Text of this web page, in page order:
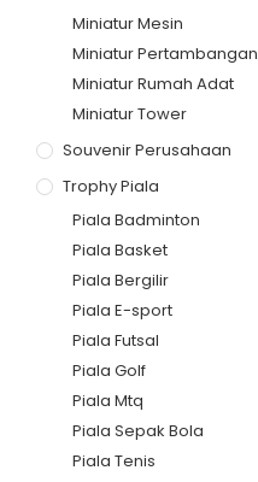
Miniatur Mesin
Miniatur Pertambangan
Miniatur Rumah Adat
Miniatur Tower
Souvenir Perusahaan
Trophy Piala
Piala Badminton
Piala Basket
Piala Bergilir
Piala E-sport
Piala Futsal
Piala Golf
Piala Mtq
Piala Sepak Bola
Piala Tenis